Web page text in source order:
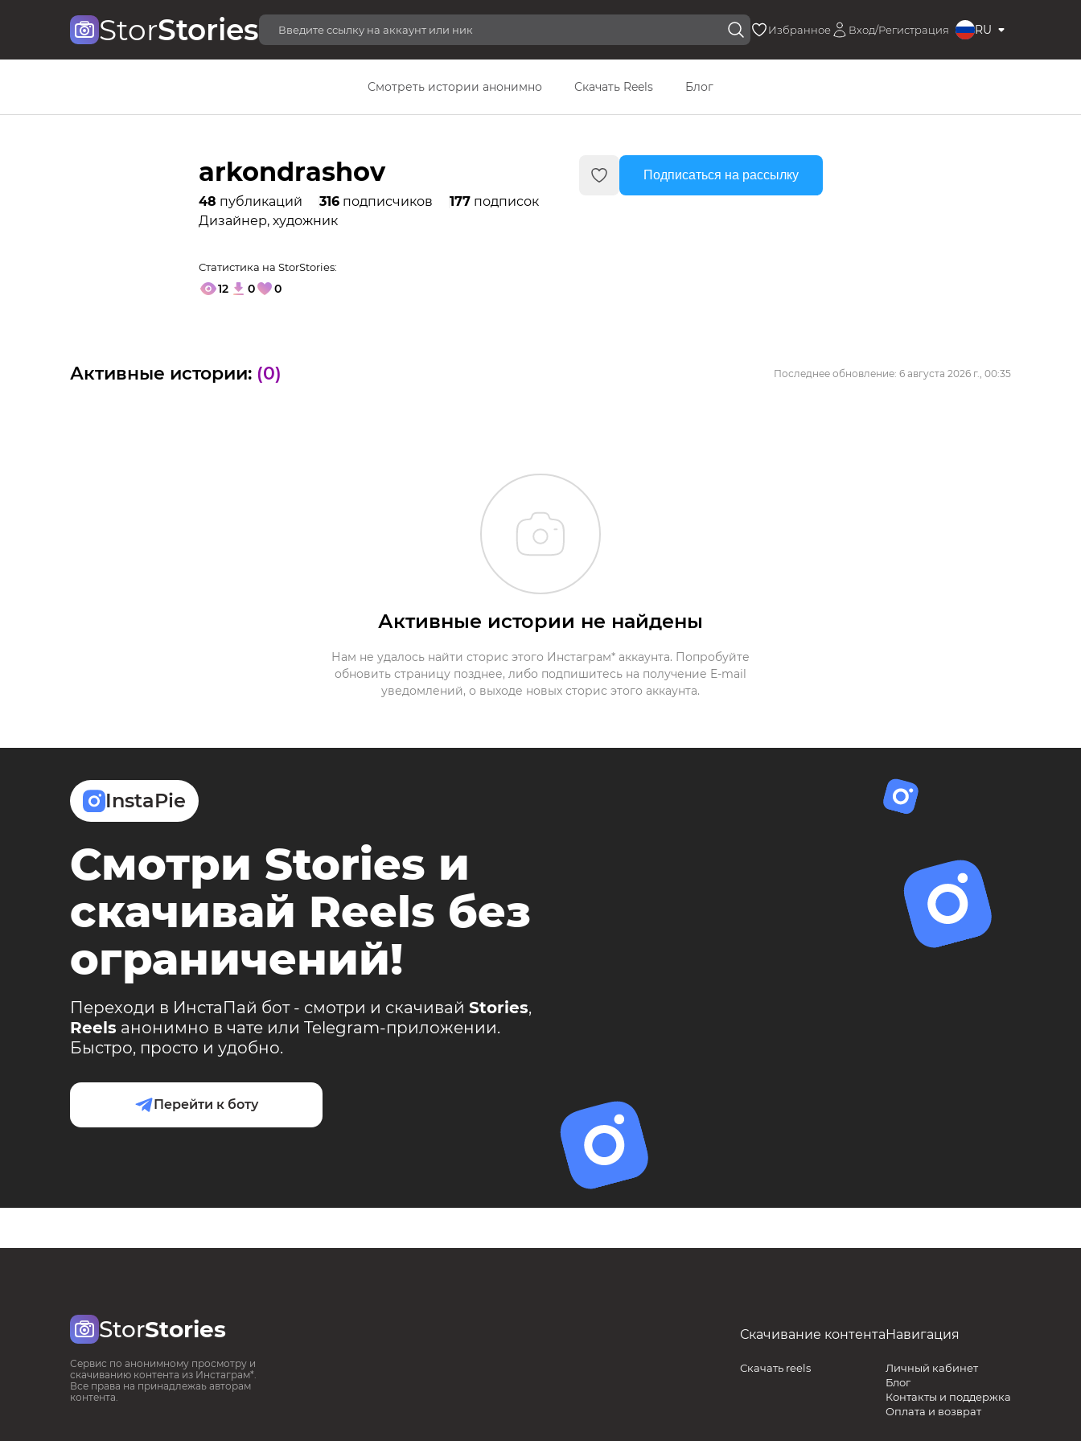
StorStories Избранное Вход/Регистрация RU
Смотреть истории анонимно Скачать Reels Блог
arkondrashov
48 публикаций 316 подписчиков 177 подписок
Дизайнер, художник
Статистика на StorStories:
12 0 0
Подписаться на рассылку
Активные истории: (0) Последнее обновление: 6 августа 2026 г., 00:35
Активные истории не найдены
Нам не удалось найти сторис этого Инстаграм* аккаунта. Попробуйте
обновить страницу позднее, либо подпишитесь на получение E-mail
уведомлений, о выходе новых сторис этого аккаунта.
InstaPie
Смотри Stories и
скачивай Reels без
ограничений!
Переходи в ИнстаПай бот - смотри и скачивай Stories,
Reels анонимно в чате или Telegram-приложении.
Быстро, просто и удобно.
Перейти к боту
StorStories
Сервис по анонимному просмотру и
скачиванию контента из Инстаграм*.
Все права на принадлежаь авторам
контента.
Скачивание контента
Скачать reels
Навигация
Личный кабинет
Блог
Контакты и поддержка
Оплата и возврат